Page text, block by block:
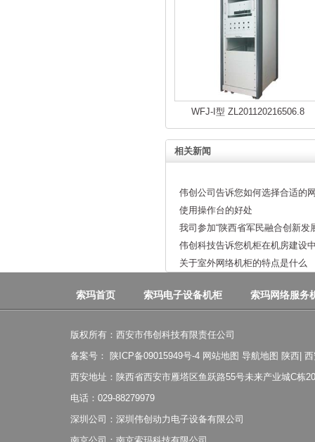
WFJ-I型 ZL201120216506.8
相关新闻
伟创公司告诉您如何选择合适的
使用操作台的好处
我司参加“陕西省军民融合创新发
伟创科技告诉您机柜在机房建设
关于室外网络机柜的特点是什么
索玛首页 索玛电子设备机柜 索玛网络服务
版权所有：西安市伟创科技有限责任公司
备案号：
陕ICP备09015949号-4 网站地图 导航地图 陕西
西安地址：陕西省西安市雁塔区鱼跃路55号未来产业城C栋
电话：029-88279979
深圳公司：深圳伟创动力电子设备有限公司